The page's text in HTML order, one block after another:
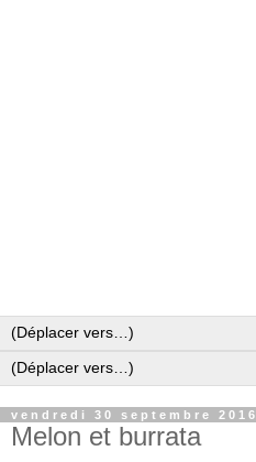
vendredi 30 septembre 2016
Melon et burrata